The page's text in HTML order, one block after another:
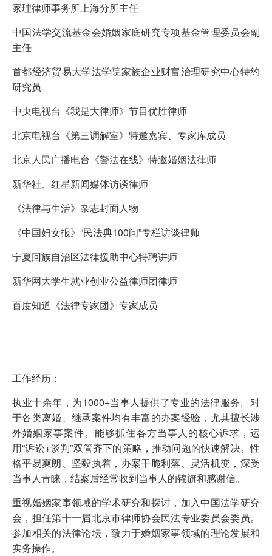
家理律师事务所上海分所主任
中国法学交流基金会婚姻家庭研究专项基金管理委员会副
主任
首都经济贸易大学法学院家族企业财富治理研究中心特约
研究员
中央电视台《我是大律师》节目优胜律师
北京电视台《第三调解室》特邀嘉宾、专家库成员
北京人民广播电台《警法在线》特邀婚姻法律师
新华社、红星新闻媒体访谈律师
《法律与生活》杂志封面人物
《中国妇女报》“民法典100问”专栏访谈律师
宁夏回族自治区法律援助中心特聘讲师
新华网大学生就业创业公益律师团律师
百度知道《法律专家团》专家成员
工作经历：
执业十余年，为1000+当事人提供了专业的法律服务。对
于各类离婚、继承案件均有丰富的办案经验，尤其擅长涉
外婚姻家事案件。能够抓住各方当事人的核心诉求，运
用“诉讼+谈判”双管齐下的策略，推动问题的快速解决。性
格平易爽朗、坚毅执着，办案干脆利落、灵活机变，深受
当事人青睐，结案后经常收到当事人的锦旗和感谢信。
重视婚姻家事领域的学术研究和探讨，加入中国法学研究
会，担任第十一届北京市律师协会民法专业委员会委员。
参加相关的法律论坛，致力于婚姻家事领域的理论发展和
实务操作。